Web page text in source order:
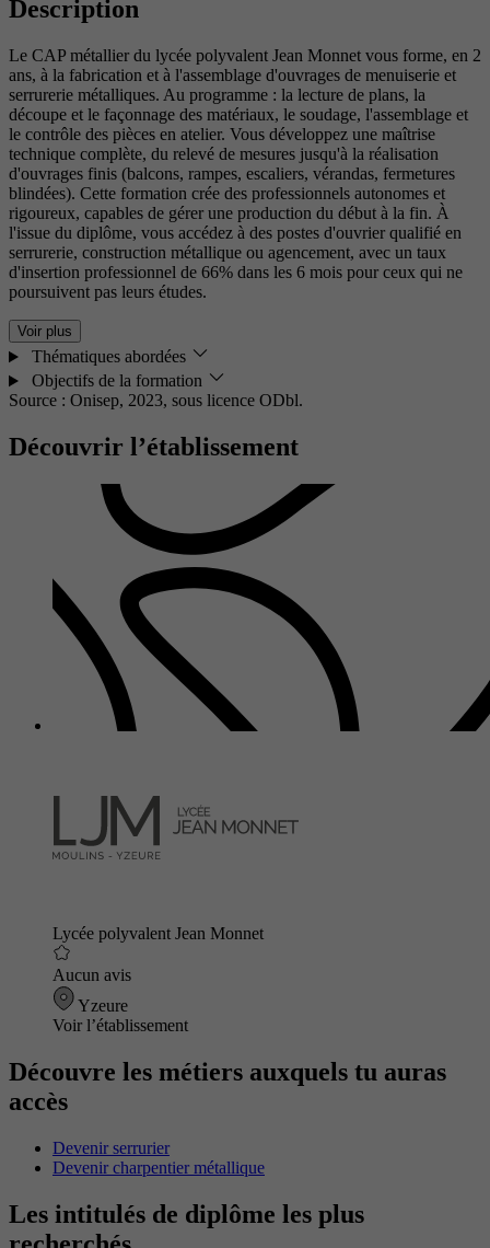
Description
Le CAP métallier du lycée polyvalent Jean Monnet vous forme, en 2
ans, à la fabrication et à l'assemblage d'ouvrages de menuiserie et
serrurerie métalliques. Au programme : la lecture de plans, la
découpe et le façonnage des matériaux, le soudage, l'assemblage et
le contrôle des pièces en atelier. Vous développez une maîtrise
technique complète, du relevé de mesures jusqu'à la réalisation
d'ouvrages finis (balcons, rampes, escaliers, vérandas, fermetures
blindées). Cette formation crée des professionnels autonomes et
rigoureux, capables de gérer une production du début à la fin. À
l'issue du diplôme, vous accédez à des postes d'ouvrier qualifié en
serrurerie, construction métallique ou agencement, avec un taux
d'insertion professionnel de 66% dans les 6 mois pour ceux qui ne
poursuivent pas leurs études.
Voir plus
Thématiques abordées
Objectifs de la formation
Source : Onisep, 2023, sous licence ODbl.
Découvrir l’établissement
Lycée polyvalent Jean Monnet
Aucun avis
Yzeure
Voir l’établissement
Découvre les métiers auxquels tu auras
accès
Devenir serrurier
Devenir charpentier métallique
Les intitulés de diplôme les plus